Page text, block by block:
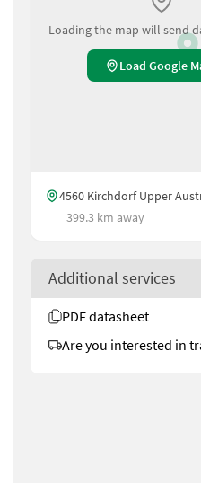
Loading the map will send
Load Google
4560 Kirchdorf Upper
399.3 km away
Additional services
PDF datasheet
Are you interested in